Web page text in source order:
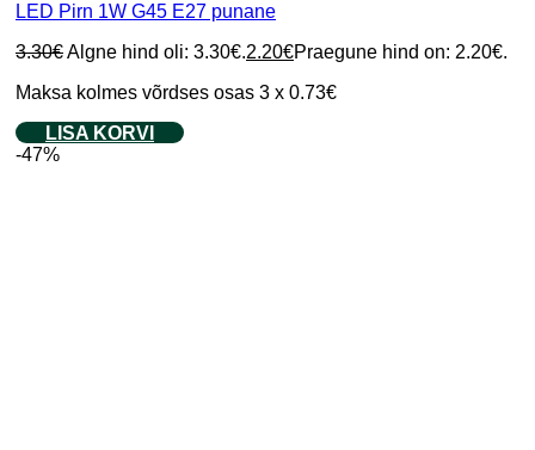
LED Pirn 1W G45 E27 punane
3.30€Algne hind oli: 3.30€.2.20€Praegune hind on: 2.20€.
Maksa kolmes võrdses osas 3 x 0.73€
LISA KORVI
-47%